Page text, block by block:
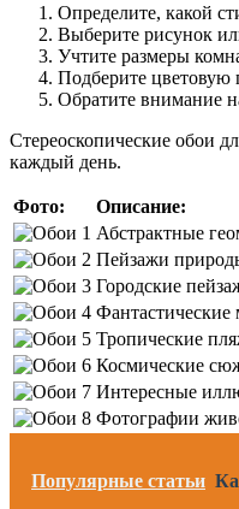
Определите, какой
Выберите рисунок
Учтите размеры
Подберите цветовую
Обратите внимание
Стереоскопические обои
каждый день.
Фото:
Описание:
Абстрактные
Пейзажи
Городские
Фантастические
Тропические
Космические
Интересные
Фотографии
Популярные статьи